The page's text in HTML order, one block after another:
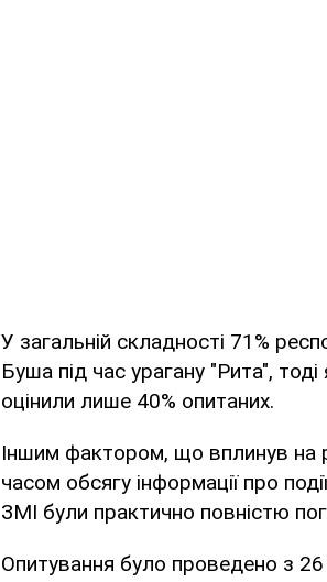
У загальній складності 71%
Буша під час урагану "Рита", тоді
оцінили лише 40% опитаних.
Іншим фактором, що вплинув на
часом обсягу інформації про
ЗМІ були практично повністю
Опитування було проведено з